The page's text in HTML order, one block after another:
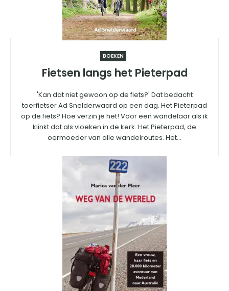
BOEKEN
Fietsen langs het Pieterpad
'Kan dat niet gewoon op de fiets?' Dat bedacht
toerfietser Ad Snelderwaard op een dag. Het Pieterpad
op de fiets? Hoe verzin je het! Voor een wandelaar als ik
klinkt dat als vloeken in de kerk. Het Pieterpad, de
oermoeder van alle wandelroutes. Het...